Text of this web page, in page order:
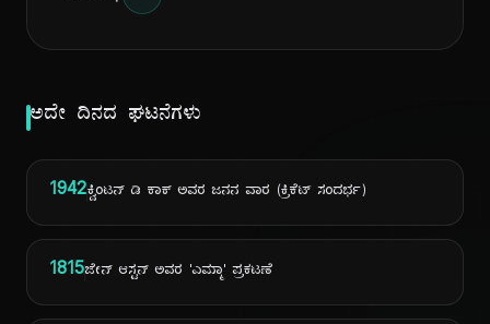
ಅದೇ ದಿನದ ಘಟನೆಗಳು
1942ಕ್ವಿಂಟನ್ ಡಿ ಕಾಕ್ ಅವರ ಜನನ ವಾರ (ಕ್ರಿಕೆಟ್ ಸಂದರ್ಭ)
1815ಜೇನ್ ಆಸ್ಟನ್ ಅವರ 'ಎಮ್ಮಾ' ಪ್ರಕಟಣೆ